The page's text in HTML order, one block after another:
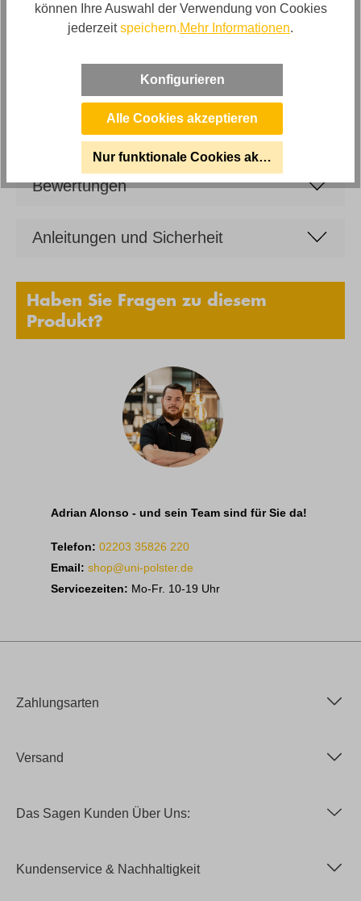
Design Beistelltisch Rund - klein
Durchmesser ca. 40cm, Höhe ca. 44cm,
Bewertungen
Anleitungen und Sicherheit
Haben Sie Fragen zu diesem
Produkt?
Adrian Alonso - und sein Team sind für Sie da!
Telefon: 02203 35826 220
Email: shop@uni-polster.de
Servicezeiten: Mo-Fr. 10-19 Uhr
Zahlungsarten
Versand
Das Sagen Kunden Über Uns:
Kundenservice & Nachhaltigkeit
können Ihre Auswahl der Verwendung von Cookies
jederzeitspeichern.Mehr Informationen.
Konfigurieren
Alle Cookies akzeptieren
Nur funktionale Cookies akzeptieren